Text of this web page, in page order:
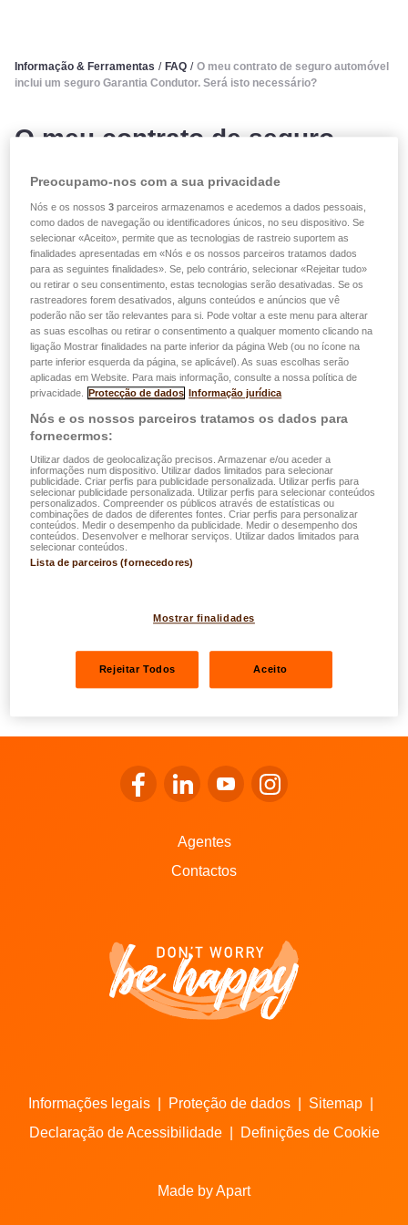
Informação & Ferramentas / FAQ / O meu contrato de seguro automóvel
inclui um seguro Garantia Condutor. Será isto necessário?
O meu contrato de seguro
automóvel inclui um seguro
Garantia Condutor. Será isto
necessário?
O seguro Garantia Condutor é uma parte
indispensável de cada plano de segurança individual
porque o condutor é compensado como se um
terceiro (ou seja, outro condutor) fosse totalmente
responsável pelo acidente;
as suas garantias são mais extensas do que as do
seguro Acidente, em que as garantias são livremente
determinadas pelo segurado;
a Garantia Condutor compensa os danos reais, tais
como os danos físicos temporários ou permanentes, as
perdas económicas resultantes de incapacidade
temporária ou permanente de trabalho ou causadas à
permite uma indemnização total nos casos graves
Ir para o Facebook da LALUX
Ir para o LinkedIn da LALUX
Ir para o YouTube da
Ir para o Instagram
Agentes
Contactos
Informações legais Proteção de dados Sitemap
Declaração de Acessibilidade
Definições de Cookie
Made by Apart
Preocupamo-nos com a sua privacidade
Nós e os nossos3 parceiros armazenamos e acedemos a dados pessoais,
como dados de navegação ou identificadores únicos, no seu dispositivo. Se
selecionar «Aceito», permite que as tecnologias de rastreio suportem as
finalidades apresentadas em «Nós e os nossos parceiros tratamos dados
para as seguintes finalidades». Se, pelo contrário, selecionar «Rejeitar tudo»
ou retirar o seu consentimento, estas tecnologias serão desativadas. Se os
rastreadores forem desativados, alguns conteúdos e anúncios que vê
poderão não ser tão relevantes para si. Pode voltar a este menu para alterar
as suas escolhas ou retirar o consentimento a qualquer momento clicando na
ligação Mostrar finalidades na parte inferior da página Web (ou no ícone na
parte inferior esquerda da página, se aplicável). As suas escolhas serão
aplicadas em Website. Para mais informação, consulte a nossa política de
privacidade.
Protecção de dados Informação jurídica
Nós e os nossos parceiros tratamos os dados para
fornecermos:
Utilizar dados de geolocalização precisos. Armazenar e/ou aceder a
informações num dispositivo. Utilizar dados limitados para selecionar
publicidade. Criar perfis para publicidade personalizada. Utilizar perfis para
selecionar publicidade personalizada. Utilizar perfis para selecionar conteúdos
personalizados. Compreender os públicos através de estatísticas ou
combinações de dados de diferentes fontes. Criar perfis para personalizar
conteúdos. Medir o desempenho da publicidade. Medir o desempenho dos
conteúdos. Desenvolver e melhorar serviços. Utilizar dados limitados para
selecionar conteúdos.
Lista de parceiros (fornecedores)
Mostrar finalidades
Rejeitar Todos Aceito